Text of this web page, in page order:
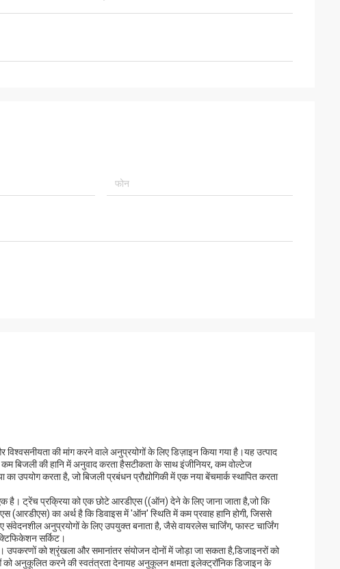
की मांग करने वाले अनुप्रयोगों के लिए डिज़ाइन किया गया है।यह उत्पाद
बिजली की हानि में अनुवाद करता हैसटीकता के साथ इंजीनियर, कम वोल्टेज
करता है, जो बिजली प्रबंधन प्रौद्योगिकी में एक नया बेंचमार्क स्थापित करता
है। ट्रेंच प्रक्रिया को एक छोटे आरडीएस ((ऑन) देने के लिए जाना जाता है,जो कि
(आरडीएस) का अर्थ है कि डिवाइस में 'ऑन' स्थिति में कम प्रवाह हानि होगी, जिससे
अनुप्रयोगों के लिए उपयुक्त बनाता है, जैसे वायरलेस चार्जिंग, फास्ट चार्जिंग
सर्किट।
को श्रृंखला और समानांतर संयोजन दोनों में जोड़ा जा सकता है,डिजाइनरों को
अनुकूलित करने की स्वतंत्रता देनायह अनुकूलन क्षमता इलेक्ट्रॉनिक डिजाइन के